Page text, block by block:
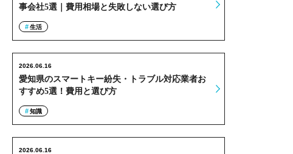
事会社5選｜費用相場と失敗しない選び方
生活
愛知県のスマートキー紛失・トラブル対応業者お
すすめ5選！費用と選び方
2026.06.16
知識
2026.06.16